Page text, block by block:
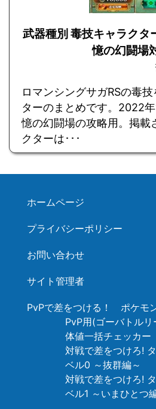
武器種別 毒技キャラクタ
憶の幻闘場
ロマンシングサガRSの毒
ターのまとめです。2022
憶の幻闘場の攻略用。掲載
クターは･･･
ホームページ
プライバシーポリシー
お問い合わせ
サイト管理者
PvPで差をつける！ ポケモ
PvP用(ゴーバトル
体値一括チェッカー
対戦で差をつけろ!
ベル0 ～抜群編～
対戦で差をつけろ!
ベル1 ～いまひとつ